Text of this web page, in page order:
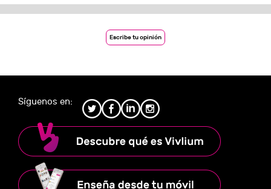
Escribe tu opinión
Síguenos en: